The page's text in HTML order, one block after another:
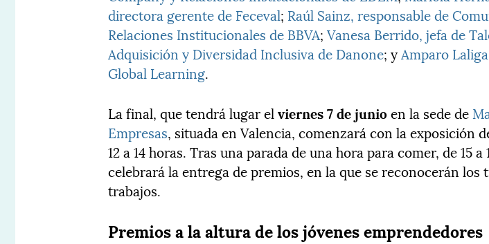
directora gerente de Feceval; Raúl Sainz, responsable de
Relaciones Institucionales de BBVA;Vanesa Berrido, jefa de
Adquisición y Diversidad Inclusiva de Danone; yAmparo
Global Learning.
La final, que tendrá lugar elviernes 7 de junioen la sede de
Empresas, situada en Valencia, comenzará con la exposición
12 a 14 horas. Tras una parada de una hora para comer, de 15 a
celebrará la entrega de premios, en la que se reconocerán los
trabajos.
Premios a la altura de los jóvenes emprendedores